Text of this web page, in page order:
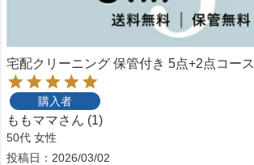
宅配クリーニング 保管付き 5点+2点コース
購入者
ももママ 1
50代 女性
投稿日
2026/03/02